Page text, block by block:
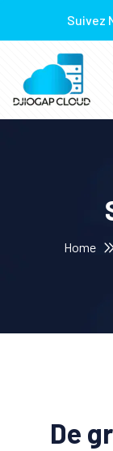
Suivez
Home
De